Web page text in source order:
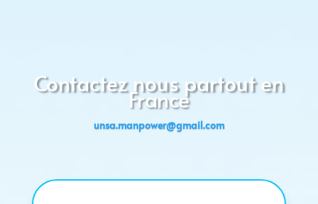
Contactez nous partout en
France
unsa.manpower@gmail.com